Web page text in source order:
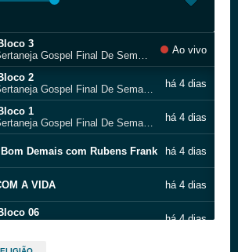
3
Alvorada Sertaneja Gospel Final De Semana 01 E 02
Ao vivo
2
Alvorada Sertaneja Gospel Final De Semana 01 E 02
há 4 dias
1
Alvorada Sertaneja Gospel Final De Semana 01 E 02
há 4 dias
Demais com Rubens Frank há 4 dias
A VIDA há 4 dias
06
há 4 dias
05